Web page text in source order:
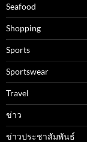
Seafood
Shopping
Sports
Sportswear
Travel
ข่าว
ข่าวประชาสัมพันธ์